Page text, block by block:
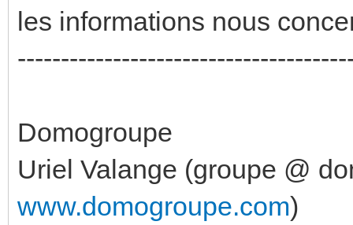
les informations nous
Domogroupe
Uriel Valange (groupe @
www.domogroupe.com)